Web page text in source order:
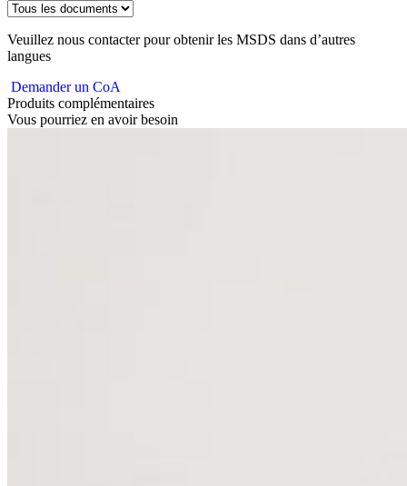
Veuillez nous contacter pour obtenir les MSDS dans d’autres
langues
Demander un CoA
Produits complémentaires
Vous pourriez en avoir besoin